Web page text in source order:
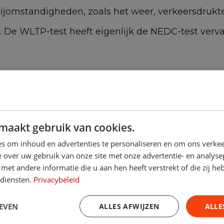
zoals het weer,
WLTP-test heeft eigenlijk de NEDC-test
beïnvloed door een aantal factoren:
hoe ver een elektrische auto kan rijden
hoge snelheden of met veel acceleratie kan
en neerslag kunnen de actieradius van
gebruik van cookies.
om inhoud en advertenties te personaliseren en om ons
uw gebruik van onze site met onze advertentie- en
andere informatie die u aan hen heeft verstrekt of die zij
Privacybeleid
ALLES AFWIJZEN